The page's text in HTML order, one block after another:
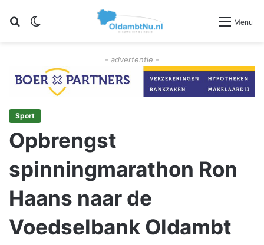
Zoeken Menu
- advertentie -
Sport
Opbrengst
spinningmarathon Ron
Haans naar de
Voedselbank Oldambt